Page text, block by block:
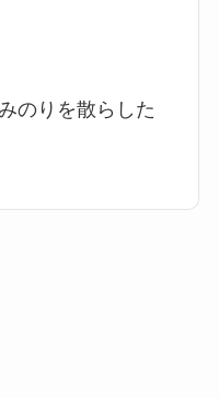
のりを散らした